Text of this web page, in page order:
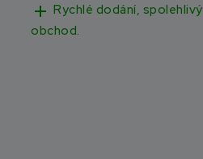
add Rychlé dodání, spolehlivý
obchod.